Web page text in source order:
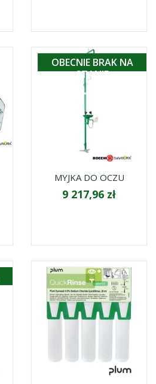
MYJKA DO OCZU
9 217,96 zł
OBECNIE BRAK NA
STANIE